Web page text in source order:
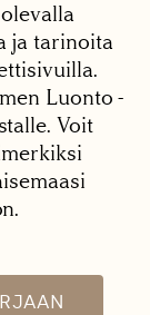
ja tarinoita
Luonto -
Voit